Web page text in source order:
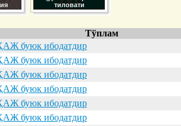
тиловати
Тўплам
буюк ибодатдир
буюк ибодатдир
буюк ибодатдир
буюк ибодатдир
буюк ибодатдир
буюк ибодатдир